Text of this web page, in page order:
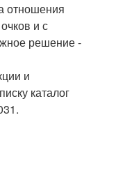
отношения
и с
решение -
и
каталог